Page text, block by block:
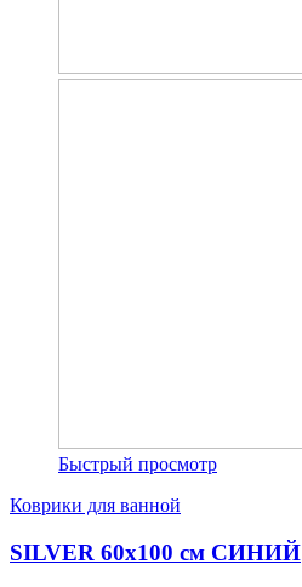
Быстрый просмотр
Коврики для ванной
SILVER 60х100 см СИНИЙ